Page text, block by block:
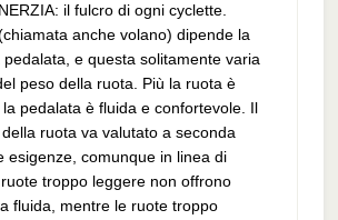
il fulcro di ogni cyclette.
anche volano) dipende la
pedalata, e questa solitamente varia
peso della ruota. Più la ruota è
pedalata è fluida e confortevole. Il
ruota va valutato a seconda
esigenze, comunque in linea di
troppo leggere non offrono
fluida, mentre le ruote troppo